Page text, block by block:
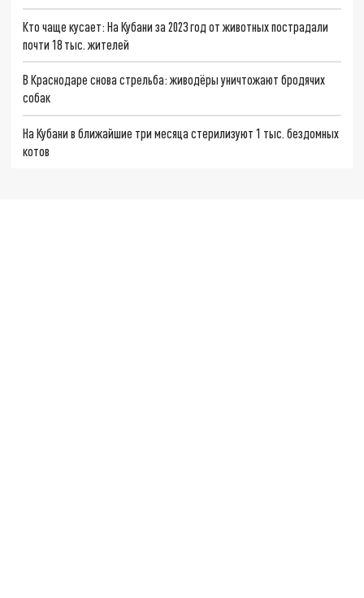
Кто чаще кусает: На Кубани за 2023 год от животных пострадали
почти 18 тыс. жителей
В Краснодаре снова стрельба: живодёры уничтожают бродячих
собак
На Кубани в ближайшие три месяца стерилизуют 1 тыс. бездомных
котов